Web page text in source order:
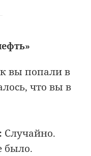
вы попали в
что вы в
Случайно.
было.